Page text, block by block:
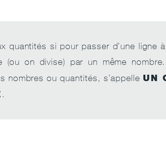
quantités si pour passer d’une ligne à
(ou on divise) par un même
nombres ou quantités, s’appelle UN
.